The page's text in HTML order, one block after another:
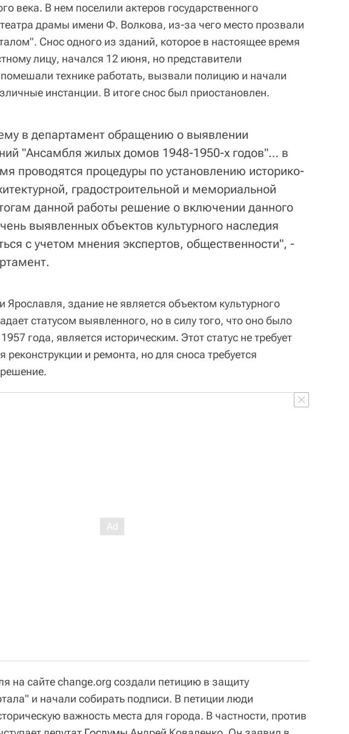
века. В нем поселили актеров государственного
драмы имени Ф. Волкова, из-за чего место прозвали
Снос одного из зданий, которое в настоящее время
лицу, начался 12 июня, но представители
технике работать, вызвали полицию и начали
инстанции. В итоге снос был приостановлен.
в департамент обращению о выявлении
"Ансамбля жилых домов 1948-1950-х годов"… в
проводятся процедуры по установлению историко-
градостроительной и мемориальной
данной работы решение о включении данного
выявленных объектов культурного наследия
с учетом мнения экспертов, общественности", -
здание не является объектом культурного
статусом выявленного, но в силу того, что оно было
года, является историческим. Этот статус не требует
реконструкции и ремонта, но для сноса требуется
на сайте change.org создали петицию в защиту
и начали собирать подписи. В петиции люди
важность места для города. В частности, против